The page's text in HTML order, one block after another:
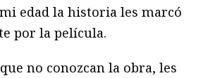
edad la historia les marcó
por la película.
no conozcan la obra, les